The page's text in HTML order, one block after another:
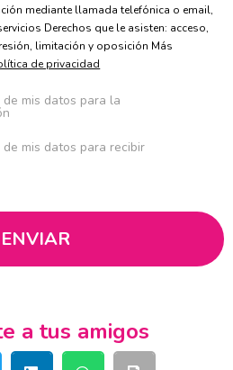
mediante llamada telefónica o email,
Derechos que le asisten: acceso,
limitación y oposición Más
de privacidad
mis datos para la
mis datos para recibir
a tus amigos